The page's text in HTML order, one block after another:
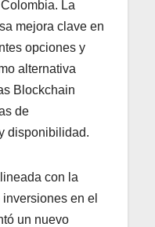
La
mejora clave en
opciones y
alternativa
Blockchain
de
disponibilidad.
con la
en el
un nuevo